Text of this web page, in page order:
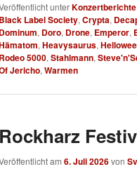
unterKonzertberichte
Black Label Society, Crypta,
Dominum, Doro, Drone, Emperor,
, Heavysaurus,
Rodeo 5000, Stahlmann,
Jericho, Warmen
Rockharz
am 6. Juli 2026von